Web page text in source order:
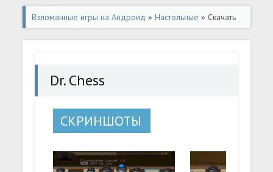
Взломанные игры на Андроид »Настольные » Скачать
Dr. Chess (Разблокировано все) на Андроид
Dr. Chess
СКРИНШОТЫ